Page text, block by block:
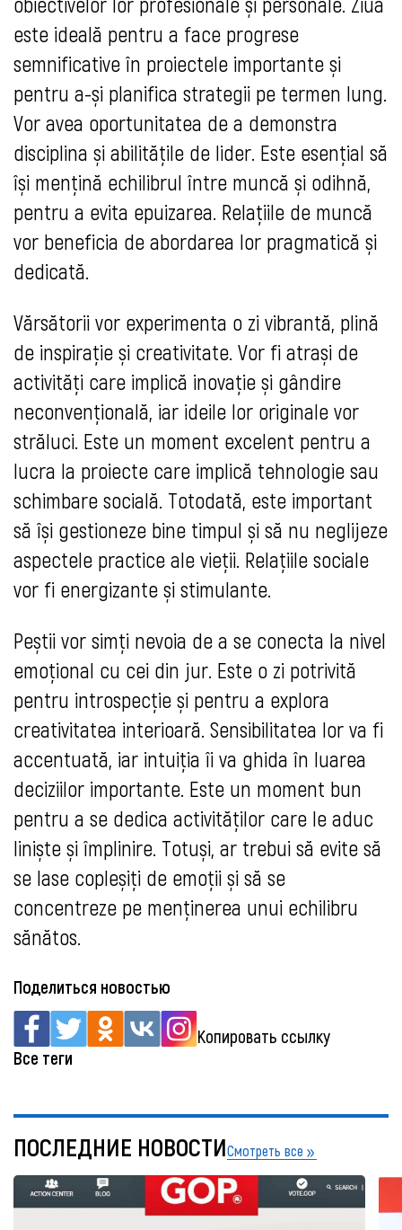
este ideală pentru a face progrese
semnificative în proiectele importante și
pentru a-și planifica strategii pe termen lung.
Vor avea oportunitatea de a demonstra
disciplina și abilitățile de lider. Este esențial să
își mențină echilibrul între muncă și odihnă,
pentru a evita epuizarea. Relațiile de muncă
vor beneficia de abordarea lor pragmatică și
dedicată.
Vărsătorii vor experimenta o zi vibrantă, plină
de inspirație și creativitate. Vor fi atrași de
activități care implică inovație și gândire
neconvențională, iar ideile lor originale vor
străluci. Este un moment excelent pentru a
lucra la proiecte care implică tehnologie sau
schimbare socială. Totodată, este important
să își gestioneze bine timpul și să nu neglijeze
aspectele practice ale vieții. Relațiile sociale
vor fi energizante și stimulante.
Peștii vor simți nevoia de a se conecta la nivel
emoțional cu cei din jur. Este o zi potrivită
pentru introspecție și pentru a explora
creativitatea interioară. Sensibilitatea lor va fi
accentuată, iar intuiția îi va ghida în luarea
deciziilor importante. Este un moment bun
pentru a se dedica activităților care le aduc
liniște și împlinire. Totuși, ar trebui să evite să
se lase copleșiți de emoții și să se
concentreze pe menținerea unui echilibru
sănătos.
Поделиться новостью
Копировать ссылку
Все теги
ПОСЛЕДНИЕ НОВОСТИСмотреть все